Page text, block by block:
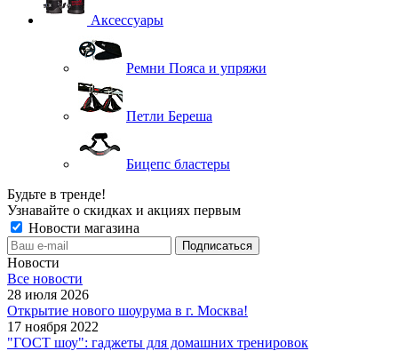
Аксессуары
Ремни Пояса и упряжи
Петли Береша
Бицепс бластеры
Будьте в тренде!
Узнавайте о скидках и акциях первым
Новости магазина
Новости
Все новости
28 июля 2026
Открытие нового шоурума в г. Москва!
17 ноября 2022
"ГОСТ шоу": гаджеты для домашних тренировок